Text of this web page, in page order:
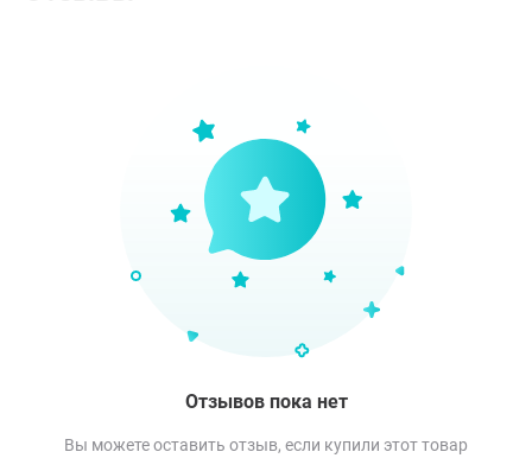
Отзывов пока нет
Вы можете оставить отзыв, если купили этот товар